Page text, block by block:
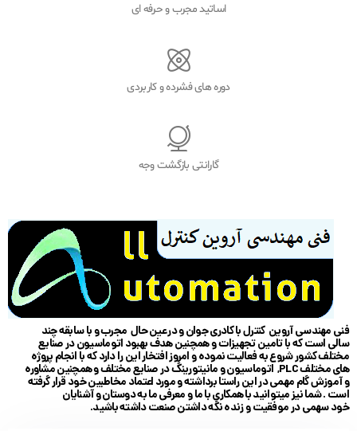
اساتید مجرب و حرفه ای
دوره های فشرده و کاربردی
گارانتی بازگشت وجه
فنی مهندسی آروین کنترل با کادری جوان و در عین حال مجرب و با سابقه چند
سالی است که با تامین تجهیزات و همچنین هدف بهبود اتوماسیون در صنایع
مختلف کشور شروع به فعالیت نموده و امروز افتخار این را دارد که با انجام پروژه
های مختلف PLC, اتوماسیون و مانیتورینگ در صنایع مختلف و همچنین مشاوره
و آموزش گام مهمی در این راستا برداشته و مورد اعتماد مخاطبین خود قرار گرفته
است . شما نیز میتوانید با همکاری با ما و معرفی ما به دوستان و آشنایان
خود سهمی در موفقیت و زنده نگه داشتن صنعت داشته باشید.